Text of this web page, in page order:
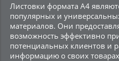
Листовки формата А4
популярных и
материалов. Они
возможность эффективно
потенциальных клиентов и
информацию о своих товарах